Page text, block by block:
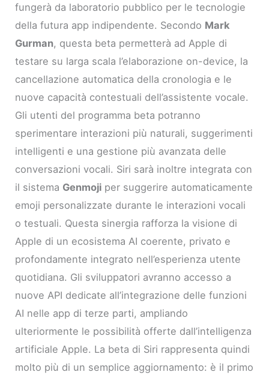
fungerà da laboratorio pubblico per le tecnologie
della futura app indipendente. Secondo Mark
Gurman, questa beta permetterà ad Apple di
testare su larga scala l’elaborazione on-device, la
cancellazione automatica della cronologia e le
nuove capacità contestuali dell’assistente vocale.
Gli utenti del programma beta potranno
sperimentare interazioni più naturali, suggerimenti
intelligenti e una gestione più avanzata delle
conversazioni vocali. Siri sarà inoltre integrata con
il sistema Genmoji per suggerire automaticamente
emoji personalizzate durante le interazioni vocali
o testuali. Questa sinergia rafforza la visione di
Apple di un ecosistema AI coerente, privato e
profondamente integrato nell’esperienza utente
quotidiana. Gli sviluppatori avranno accesso a
nuove API dedicate all’integrazione delle funzioni
AI nelle app di terze parti, ampliando
ulteriormente le possibilità offerte dall’intelligenza
artificiale Apple. La beta di Siri rappresenta quindi
molto più di un semplice aggiornamento: è il primo